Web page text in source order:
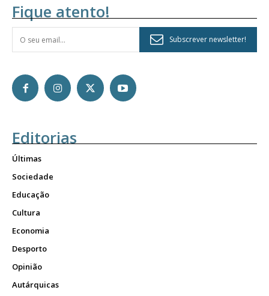
Fique atento!
Subscrever newsletter!
Editorias
Últimas
Sociedade
Educação
Cultura
Economia
Desporto
Opinião
Autárquicas